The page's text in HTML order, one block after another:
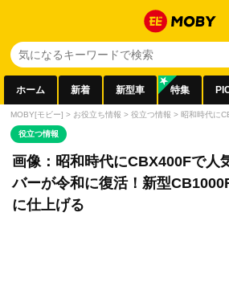
ホーム 新着 新型車 特集
MOBY[モビー] > お役立ち情報 > 役立つ情報 > 昭和時代に
役立つ情報
画像：昭和時代にCBX400Fで人
バーが令和に復活！新型
に仕上げる